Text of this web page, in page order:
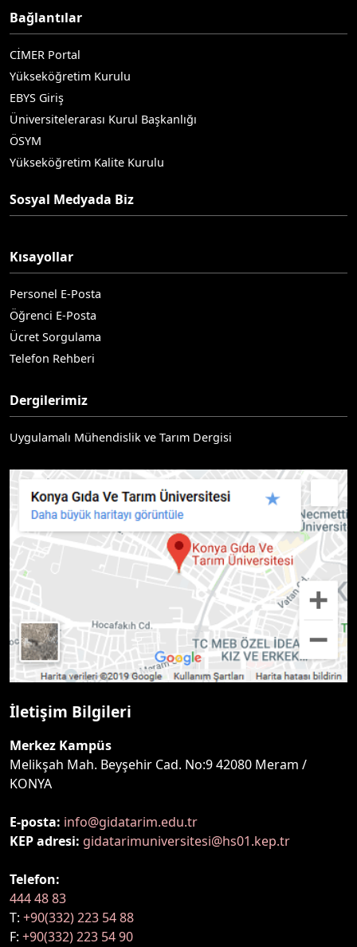
Bağlantılar
CİMER Portal
Yükseköğretim Kurulu
EBYS Giriş
Üniversitelerarası Kurul Başkanlığı
ÖSYM
Yükseköğretim Kalite Kurulu
Sosyal Medyada Biz
Kısayollar
Personel E-Posta
Öğrenci E-Posta
Ücret Sorgulama
Telefon Rehberi
Dergilerimiz
Uygulamalı Mühendislik ve Tarım Dergisi
İletişim Bilgileri
Merkez Kampüs
Melikşah Mah. Beyşehir Cad. No:9 42080 Meram /
KONYA
E-posta: info@gidatarim.edu.tr
KEP adresi: gidatarimuniversitesi@hs01.kep.tr
Telefon:
444 48 83
T: +90(332) 223 54 88
F: +90(332) 223 54 90